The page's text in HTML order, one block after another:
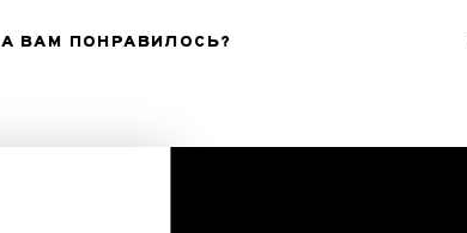
А ВАМ ПОНРАВИЛОСЬ?